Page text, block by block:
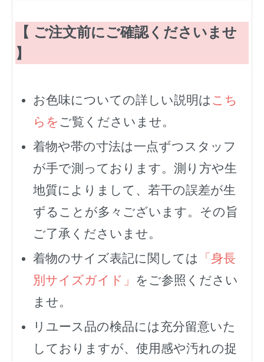
【 ご注文前にご確認くださいませ
】
お色味についての詳しい説明は こち
らを ご覧くださいませ。
着物や帯の寸法は一点ずつスタッフ
が手で測っております。測り方や生
地質によりまして、若干の誤差が生
ずることが多々ございます。その旨
ご了承くださいませ。
着物のサイズ表記に関しては
「身長
別サイズガイド」 をご参照ください
ませ。
リユース品の検品には充分留意いた
しておりますが、使用感や汚れの捉